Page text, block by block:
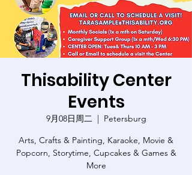
Thisability Center
Events
9月08日周二
  |
Petersburg
Arts, Crafts & Painting, Karaoke, Movie &
Popcorn, Storytime, Cupcakes & Games &
More